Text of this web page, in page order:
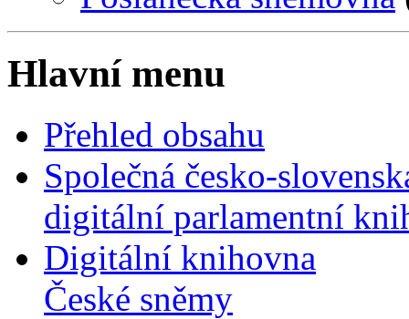
Hlavní menu
Přehled obsahu
Společná česko-
digitální parlamentní
Digitální knihovna
České sněmy